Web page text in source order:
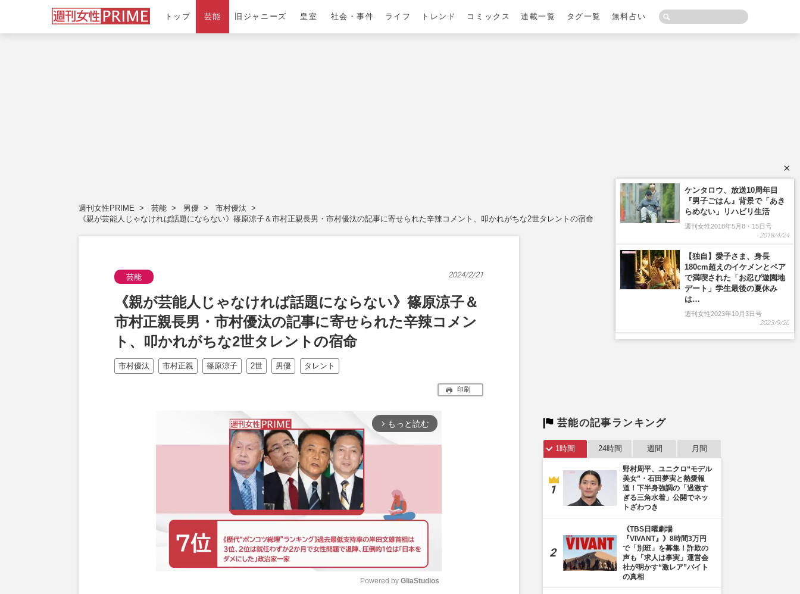
トップ 芸能 旧ジャニーズ 皇室 社会・事件 ライフ トレンド コミックス 連載一覧 タグ一覧 無料占い
週刊女性PRIME 芸能 男優
市村優汰
《親が芸能人じゃなければ話題にならない》篠原涼子＆市村正親長男・市村優汰の記事に寄せられた辛辣コメント、叩かれがちな2世タレントの宿命
芸能 2024/2/21
《親が芸能人じゃなければ話題にならない》篠原涼子＆
市村正親長男・市村優汰の記事に寄せられた辛辣コメン
ト、叩かれがちな2世タレントの宿命
市村優汰 市村正親 篠原涼子 2世 男優 タレント
印刷
arrow_forward_ios もっと読む
Powered by GliaStudios
芸能の記事ランキング
1時間 24時間 週間 月間
野村周平、ユニクロ“モデル
美女”・石田夢実と熱愛報
道！下半身強調の「過激す
ぎる三角水着」公開でネッ
トざわつき
《TBS日曜劇場
『VIVANT』》8時間3万円
で「別班」を募集！詐欺の
声も「求人は事実」運営会
社が明かす“激レア”バイト
の真相
×
ケンタロウ、放送10周年目
『男子ごはん』背景で「あき
らめない」リハビリ生活
週刊女性2018年5月8・15日号
2018/4/24
【独自】愛子さま、身長
180cm超えのイケメンとペア
で満喫された「お忍び遊園地
デート」学生最後の夏休み
は…
週刊女性2023年10月3日号
2023/9/20